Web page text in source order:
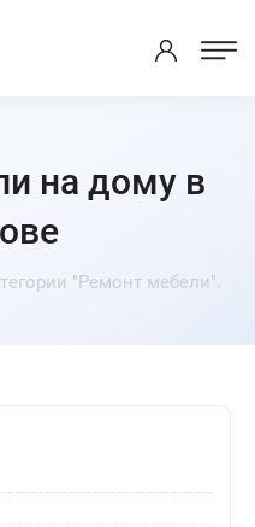
на дому в
"Ремонт мебели".